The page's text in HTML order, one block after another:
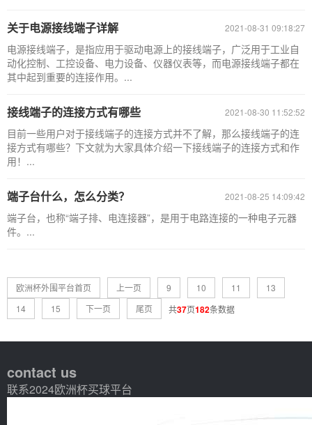
2021-08-31 09:18:27
关于电源接线端子详解
电源接线端子，是指应用于驱动电源上的接线端子，广泛用于工业自
动化控制、工控设备、电力设备、仪器仪表等，而电源接线端子都在
其中起到重要的连接作用。...
2021-08-30 11:52:52
接线端子的连接方式有哪些
目前一些用户对于接线端子的连接方式并不了解，那么接线端子的连
接方式有哪些？下文就为大家具体介绍一下接线端子的连接方式和作
用！...
2021-08-25 14:09:42
端子台什么，怎么分类？
端子台，也称“端子排、电连接器”，是用于电路连接的一种电子元器
件。...
欧洲杯外围平台首页 上一页 9 10 11
13
14
15 下一页 尾页 共37页182条数据
contact us
联系2024欧洲杯买球平台